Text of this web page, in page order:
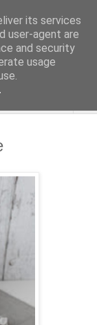
its services
user-agent are
and security
usage